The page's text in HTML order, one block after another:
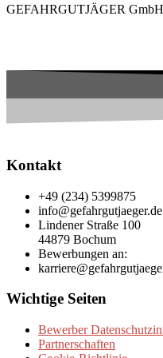
GEFAHRGUTJÄGER GmbH
Kontakt
+49 (234) 5399875
info@gefahrgutjaeger.de
Lindener Straße 100
44879 Bochum
Bewerbungen an:
Wichtige Seiten
Bewerber
Partnerschaften